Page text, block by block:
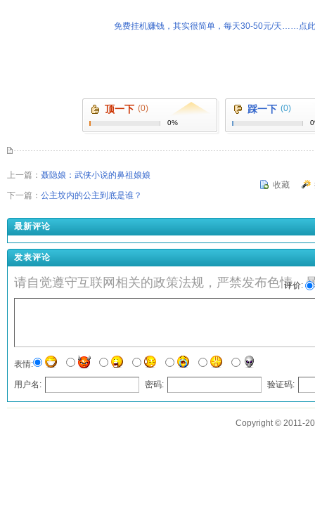
免费挂机赚钱，其实很简单，每天30-50元/天……点
顶一下 (0)
0%
踩一下 (0)
上一篇： 聂隐娘：武侠小说的鼻祖娘娘
下一篇： 公主坟内的公主到底是谁？
收藏
最新评论
发表评论
请自觉遵守互联网相关的政策法规，严禁发布色情、
评价:
表情:
用户名: 密码: 验证码:
发表评论
Copyright © 2011-